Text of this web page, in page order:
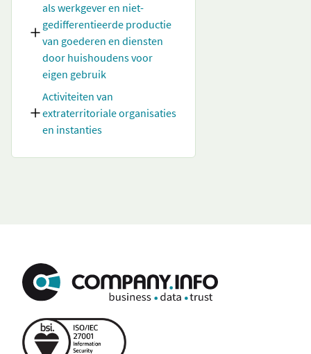
als werkgever en niet-
gedifferentieerde productie
van goederen en diensten
door huishoudens voor
eigen gebruik
Activiteiten van
extraterritoriale organisaties
en instanties